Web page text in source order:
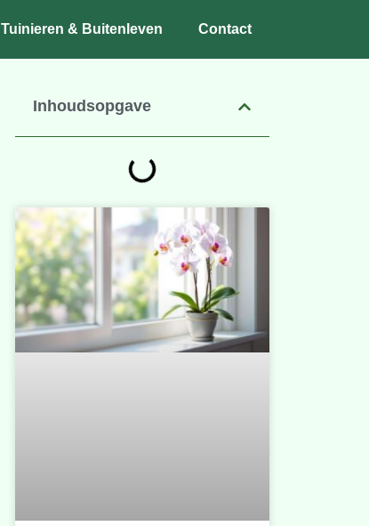
Tuinieren & Buitenleven Contact
Inhoudsopgave